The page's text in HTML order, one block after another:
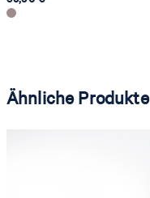
Ähnliche Produkte